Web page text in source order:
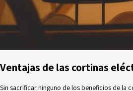
Ventajas de las cortinas
Sin sacrificar ninguno de los beneficios de la